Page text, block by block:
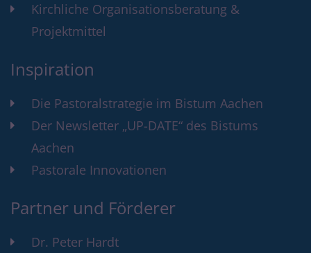
Kirchliche Organisationsberatung &
Projektmittel
Inspiration
Die Pastoralstrategie im Bistum Aachen
Der Newsletter „UP-DATE“ des Bistums
Aachen
Pastorale Innovationen
Partner und Förderer
Dr. Peter Hardt